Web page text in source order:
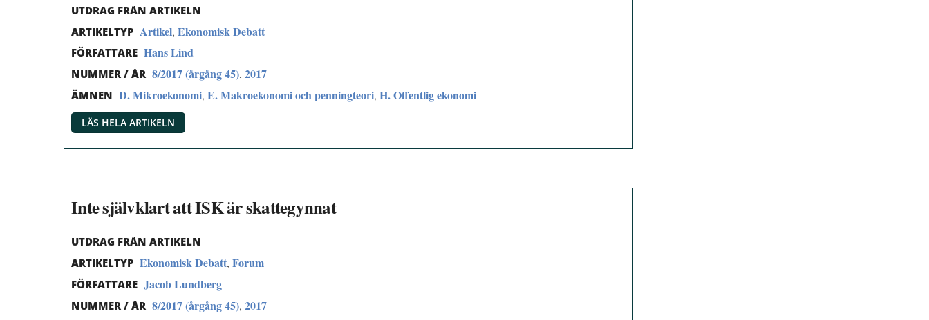
UTDRAG FRÅN ARTIKELN
ARTIKELTYP Artikel, Ekonomisk Debatt
FÖRFATTARE Hans Lind
NUMMER / ÅR 8/2017 (årgång 45), 2017
ÄMNEN D. Mikroekonomi, E. Makroekonomi och penningteori, H. Offentlig ekonomi
LÄS HELA ARTIKELN
Inte självklart att ISK är skattegynnat
UTDRAG FRÅN ARTIKELN
ARTIKELTYP Ekonomisk Debatt, Forum
FÖRFATTARE Jacob Lundberg
NUMMER / ÅR 8/2017 (årgång 45), 2017